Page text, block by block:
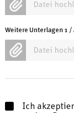
Datei
Weitere Unterlagen 1
Datei
Ich